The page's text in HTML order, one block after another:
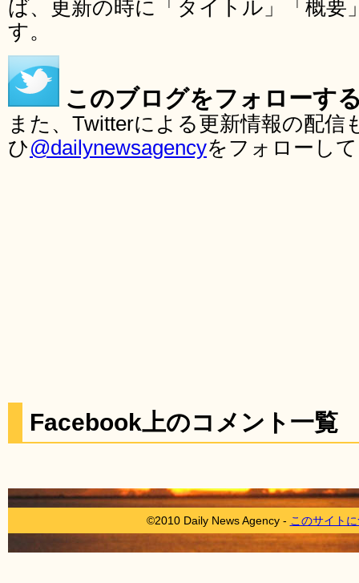
ば、更新の時に「タイトル」「概要
す。
このブログをフォローす
また、Twitterによる更新情報の配
ひ@dailynewsagencyをフォローし
Facebook上のコメント一覧
©2010 Daily News Agency - このサイト